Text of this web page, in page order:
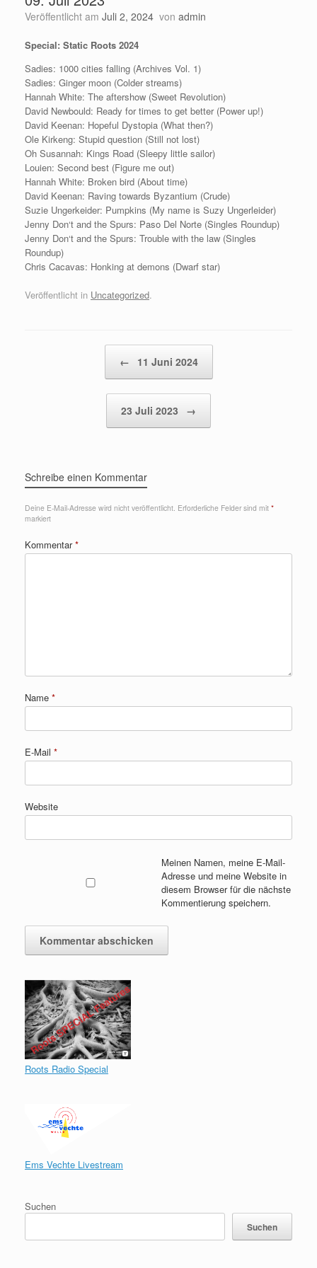
Veröffentlicht am Juli 2, 2024 von admin
Special: Static Roots 2024
Sadies: 1000 cities falling (Archives Vol. 1)
Sadies: Ginger moon (Colder streams)
Hannah White: The aftershow (Sweet Revolution)
David Newbould: Ready for times to get better (Power up!)
David Keenan: Hopeful Dystopia (What then?)
Ole Kirkeng: Stupid question (Still not lost)
Oh Susannah: Kings Road (Sleepy little sailor)
Louien: Second best (Figure me out)
Hannah White: Broken bird (About time)
David Keenan: Raving towards Byzantium (Crude)
Suzie Ungerkeider: Pumpkins (My name is Suzy Ungerleider)
Jenny Don‘t and the Spurs: Paso Del Norte (Singles Roundup)
Jenny Don‘t and the Spurs: Trouble with the law (Singles
Roundup)
Chris Cacavas: Honking at demons (Dwarf star)
Veröffentlicht in Uncategorized.
← 11 Juni 2024
23 Juli 2023 →
Schreibe einen Kommentar
Deine E-Mail-Adresse wird nicht veröffentlicht. Erforderliche Felder sind mit *
markiert
Kommentar*
Name *
E-Mail *
Website
Meinen Namen, meine E-Mail-
Adresse und meine Website in
diesem Browser für die nächste
Kommentierung speichern.
Roots Radio Special
Ems Vechte Livestream
Suchen
Suchen